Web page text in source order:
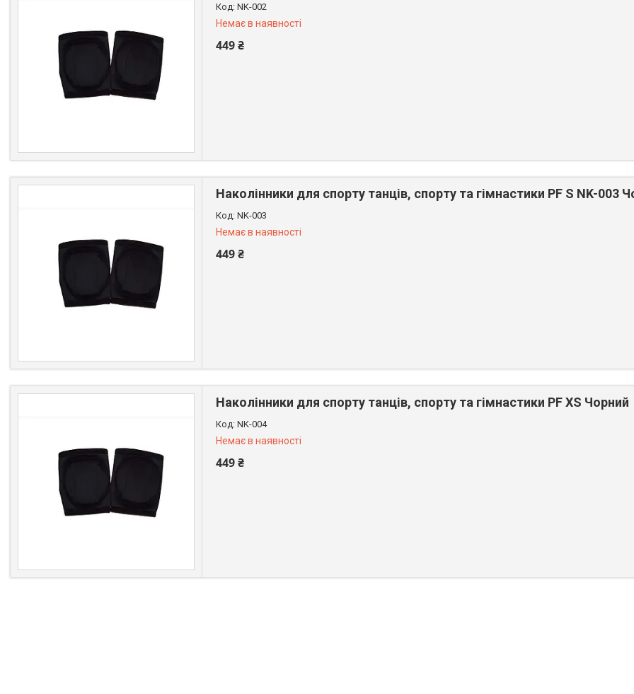
NK-002
Немає в наявності
449 ₴
Наколінники для спорту танців, спорту та гімнастики PF S NK-003
NK-003
Немає в наявності
449 ₴
Наколінники для спорту танців, спорту та гімнастики PF XS Чорний
NK-004
Немає в наявності
449 ₴